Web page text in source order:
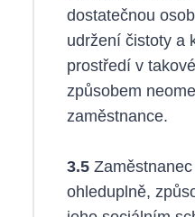
dostatečnou
udržení čistoty a
prostředí v
způsobem
zaměstnance.
3.5Zaměstnanec
ohleduplně,